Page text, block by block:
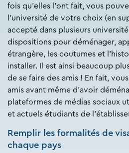
fois qu'elles l'ont fait, vous
l'université de votre choix (en
accepté dans plusieurs
dispositions pour déménager,
étrangère, les coutumes et
installer. Il est ainsi beaucoup
de se faire des amis ! En fait,
amis avant même d'avoir
plateformes de médias sociaux
et actuels étudiants de
Remplir les formalités de
chaque pays